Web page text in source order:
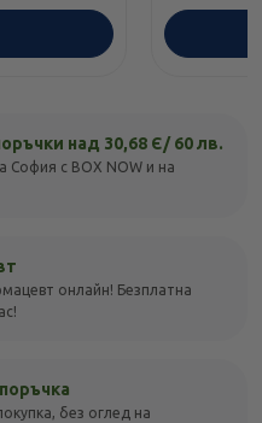
над 30,68 Є/ 60 лв.
София с BOX NOW и на
онлайн! Безплатна
без оглед на